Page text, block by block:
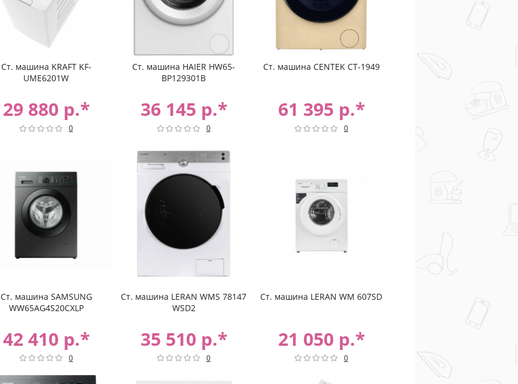
Ст. машина KRAFT KF-
UME6201W
29 880 р.*
0
Ст. машина HAIER HW65-
BP129301B
36 145 р.*
0
Ст. машина CENTEK CT-1949
61 395 р.*
0
Ст. машина SAMSUNG
WW65AG4S20CXLP
42 410 р.*
0
Ст. машина LERAN WMS 78147
WSD2
35 510 р.*
0
Ст. машина LERAN WM 607SD
21 050 р.*
0